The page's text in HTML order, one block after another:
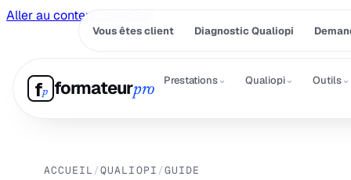
Aller au contenu principal
Vous êtes client Diagnostic Qualiopi
fp formateurpro
Prestations⌄ Qualiopi⌄ Outils⌄
ACCUEIL /QUALIOPI /GUIDE